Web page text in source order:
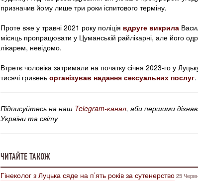
призначив йому лише три роки іспитового терміну.
Проте вже у травні 2021 року поліція вдруге викрила
місяць пропрацювати у Цуманській райлікарні, але його
лікарем, невідомо.
Втретє чоловіка затримали на початку січня 2023-го у
тисячі гривень організував надання сексуальних послуг.
Підписуйтесь на наш Telegram-канал, аби першими
України та світу
ЧИТАЙТЕ ТАКОЖ
Гінеколог з Луцька сяде на п’ять років за сутенерство25